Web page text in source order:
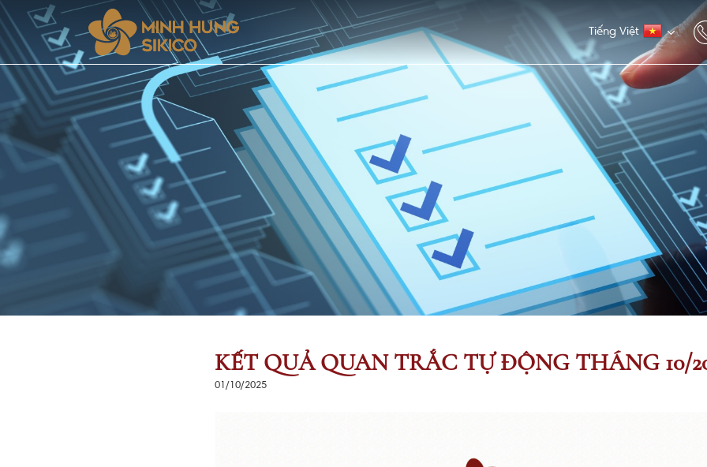
Tiếng Việt
KẾT QUẢ QUAN TRẮC TỰ ĐỘNG THÁNG 10/
01/10/2025